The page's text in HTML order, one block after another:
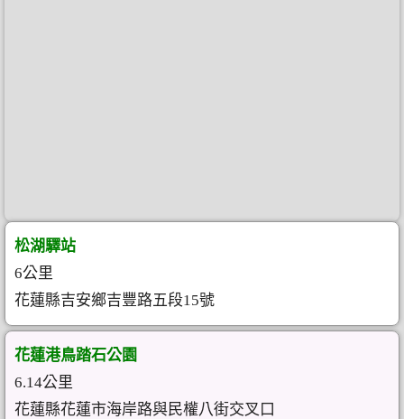
松湖驛站
6公里
花蓮縣吉安鄉吉豐路五段15號
花蓮港鳥踏石公園
6.14公里
花蓮縣花蓮市海岸路與民權八街交叉口